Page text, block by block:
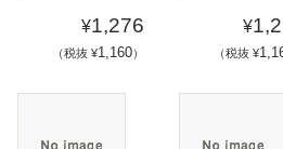
¥1,276
（税抜 ¥1,160）
¥
（税抜 ¥